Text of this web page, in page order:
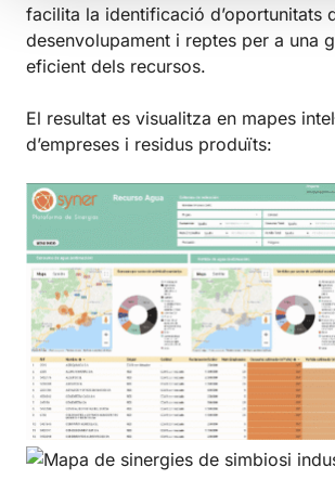
facilita la identificació d’oportunitats
desenvolupament i reptes per a una
eficient dels recursos.
El resultat es visualitza en mapes
d’empreses i residus produïts: